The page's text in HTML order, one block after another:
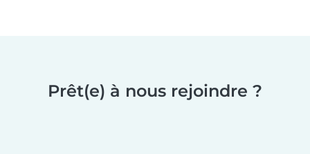
Prêt(e) à nous rejoindre ?